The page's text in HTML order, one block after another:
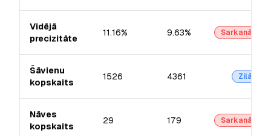
Vidējā
precizitāte
11.16% 9.63% Sarkanā
Šāvienu
kopskaits
1526 4361 Zilā
Nāves
kopskaits
29 179 Sarkanā